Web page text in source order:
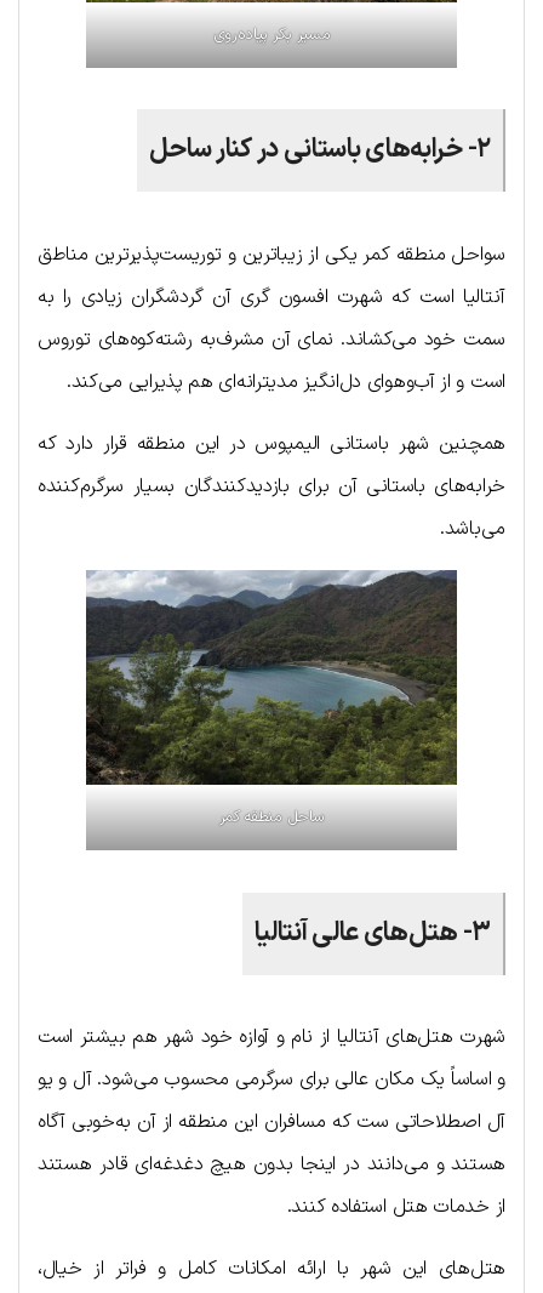
مسیر بکر پیاده‌روی
۲- خرابه‌های باستانی در کنار ساحل
سواحل منطقه کمر یکی از زیباترین و توریست‌پذیرترین مناطق
آنتالیا است که شهرت افسون گری آن گردشگران زیادی را به
سمت خود می‌کشاند. نمای آن مشرف‌به رشته‌کوه‌های توروس
است و از آب‌وهوای دل‌انگیز مدیترانه‌ای هم پذیرایی می‌کند.
همچنین شهر باستانی الیمپوس در این منطقه قرار دارد که
خرابه‌های باستانی آن برای بازدیدکنندگان بسیار سرگرم‌کننده
می‌باشد.
ساحل منطقه کمر
۳- هتل‌های عالی آنتالیا
شهرت هتل‌های آنتالیا از نام و آوازه خود شهر هم بیشتر است
و اساساً یک مکان عالی برای سرگرمی محسوب می‌شود. آل و یو
آل اصطلاحاتی ست که مسافران این منطقه از آن به‌خوبی آگاه
هستند و می‌دانند در اینجا بدون هیچ دغدغه‌ای قادر هستند
از خدمات هتل استفاده کنند.
هتل‌های این شهر با ارائه امکانات کامل و فراتر از خیال،